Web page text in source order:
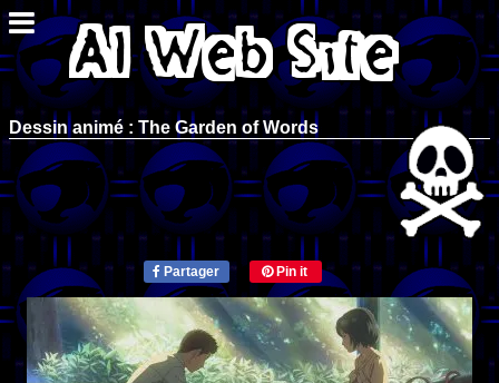
Dessin animé : The Garden of Words
Partager Pin it